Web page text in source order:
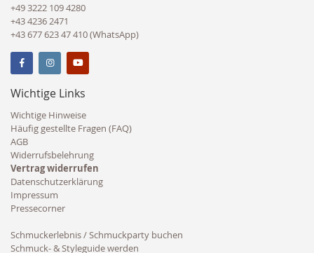
+49 3222 109 4280
+43 4236 2471
+43 677 623 47 410 (WhatsApp)
Wichtige Links
Wichtige Hinweise
Häufig gestellte Fragen (FAQ)
AGB
Widerrufsbelehrung
Vertrag widerrufen
Datenschutzerklärung
Impressum
Pressecorner
Schmuckerlebnis / Schmuckparty buchen
Schmuck- & Styleguide werden